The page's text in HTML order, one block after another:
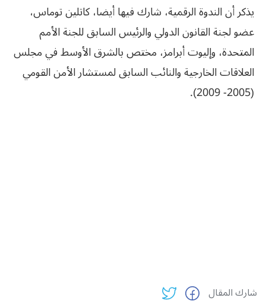
يذكر أن الندوة الرقمية، شارك فيها أيضا، كاتلين توماس،
عضو لجنة القانون الدولي والرئيس السابق للجنة الأمم
المتحدة، وإليوت أبرامز، مختص بالشرق الأوسط في مجلس
العلاقات الخارجية والنائب السابق لمستشار الأمن القومي
(2005- 2009).
شارك المقال